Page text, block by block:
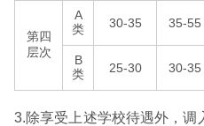
第四
层次
A
类
30-35 35-55
B
类
25-30 30-35
3.除享受上述学校待遇外，